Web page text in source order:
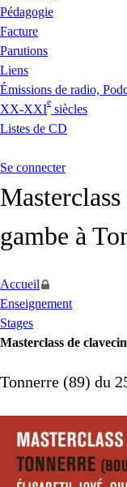
Pédagogie
Facture
Parutions
Liens
Émissions de radio,
XX-XXI
e
siècles
Listes de CD
Se connecter
gambe à
Accueil
Enseignement
Stages
Masterclass de
Tonnerre (89) du